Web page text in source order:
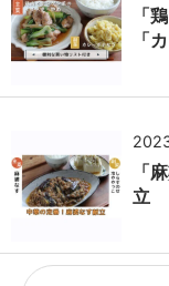
「
「
「
立